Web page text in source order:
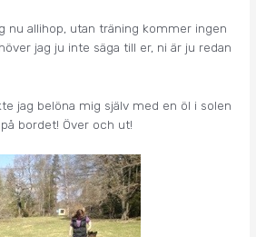
nu allihop, utan träning kommer ingen
jag ju inte säga till er, ni är ju redan
jag belöna mig själv med en öl i solen
bordet! Över och ut!